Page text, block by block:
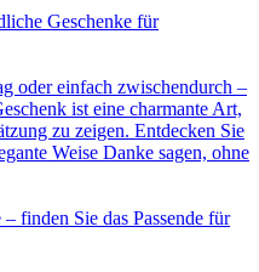
Geschenke für
oder einfach zwischendurch –
ist eine charmante Art,
zu zeigen. Entdecken Sie
Weise Danke sagen, ohne
finden Sie das Passende für